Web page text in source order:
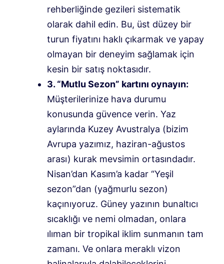
rehberliğinde gezileri sistematik
olarak dahil edin. Bu, üst düzey bir
turun fiyatını haklı çıkarmak ve yapay
olmayan bir deneyim sağlamak için
kesin bir satış noktasıdır.
3. “Mutlu Sezon” kartını oynayın:
Müşterilerinize hava durumu
konusunda güvence verin. Yaz
aylarında Kuzey Avustralya (bizim
Avrupa yazımız, haziran-ağustos
arası) kurak mevsimin ortasındadır.
Nisan’dan Kasım’a kadar “Yeşil
sezon”dan (yağmurlu sezon)
kaçınıyoruz. Güney yazının bunaltıcı
sıcaklığı ve nemi olmadan, onlara
ılıman bir tropikal iklim sunmanın tam
zamanı. Ve onlara meraklı vizon